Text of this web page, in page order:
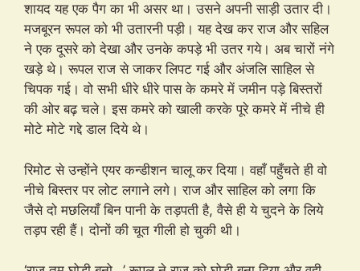
शायद यह एक पैग का भी असर था। उसने अपनी साड़ी उतार दी।
मजबूरन रूपल को भी उतारनी पड़ी। यह देख कर राज और सहिल
ने एक दूसरे को देखा और उनके कपड़े भी उतर गये। अब चारों नंगे
खड़े थे। रूपल राज से जाकर लिपट गई और अंजलि साहिल से
चिपक गई। वो सभी धीरे धीरे पास के कमरे में जमीन पड़े बिस्तरों
की ओर बढ़ चले। इस कमरे को खाली करके पूरे कमरे में नीचे ही
मोटे मोटे गद्दे डाल दिये थे।
रिमोट से उन्होंने एयर कन्डीशन चालू कर दिया। वहाँ पहुँचते ही वो
नीचे बिस्तर पर लोट लगाने लगे। राज और साहिल को लगा कि
जैसे दो मछलियाँ बिन पानी के तड़पती है, वैसे ही ये चुदने के लिये
तड़प रही हैं। दोनों की चूत गीली हो चुकी थी।